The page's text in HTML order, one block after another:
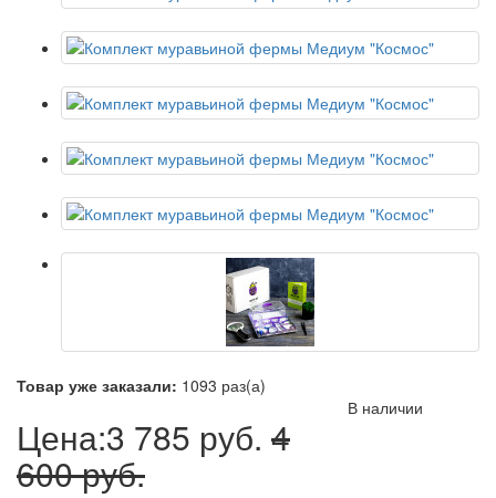
Товар уже заказали: 1093 раз(а)
Цена:3 785 руб. 4
600 руб.
В наличии